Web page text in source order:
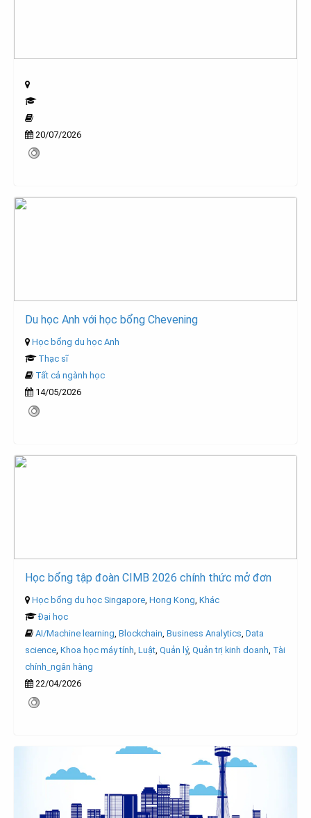
20/07/2026
Du học Anh với học bổng Chevening
Học bổng du học Anh
Thạc sĩ
Tất cả ngành học
14/05/2026
Học bổng tập đoàn CIMB 2026 chính thức mở đơn
Học bổng du học Singapore Hong Kong Khác
Đại học
AI/Machine learning Blockchain Business Analytics Data
science Khoa học máy tính Luật Quản lý, Quản trị kinh doanh Tài
chính_ngân hàng
22/04/2026